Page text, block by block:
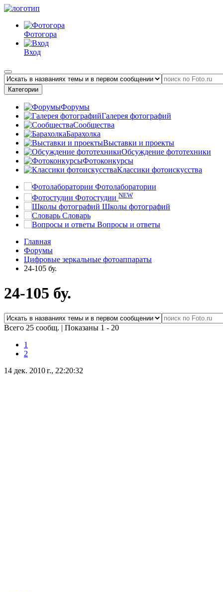
Фотогора
Вход
Категории
Форумы
Галерея фотографий
Сообщества
Барахолка
Выставки и проекты
Обсуждение фототехники
Фотоконкурсы
Классики фотоискусства
Фотолаборатории
Фотостудии NEW
Школы фотографий
Словарь
Вопросы и ответы
Главная
Форумы
Цифровые зеркальные фотоаппараты
24-105 бу.
24-105 бу.
Всего 25 сообщ. | Показаны 1 - 20
1
2
14 дек. 2010 г., 22:20:32